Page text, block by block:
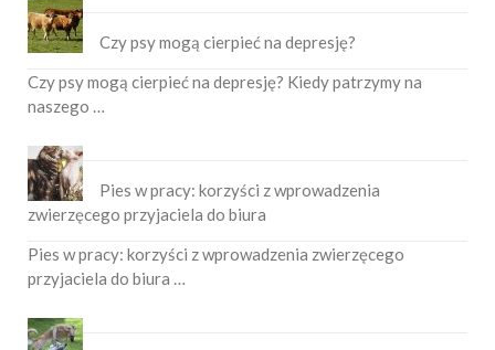
Czy psy mogą cierpieć na depresję?
Czy psy mogą cierpieć na depresję? Kiedy patrzymy na
naszego …
Pies w pracy: korzyści z wprowadzenia
zwierzęcego przyjaciela do biura
Pies w pracy: korzyści z wprowadzenia zwierzęcego
przyjaciela do biura …